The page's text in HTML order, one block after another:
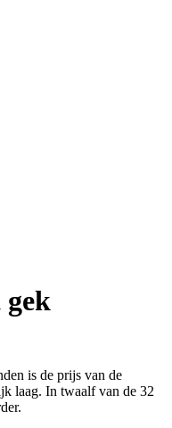
is de prijs van de
laag. In twaalf van de 32